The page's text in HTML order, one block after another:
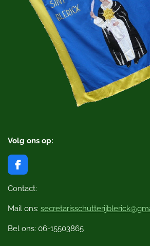
Volg ons op:
F
a
c
b
o
k
Contact:
Mail ons:
Bel ons: 06-15503865